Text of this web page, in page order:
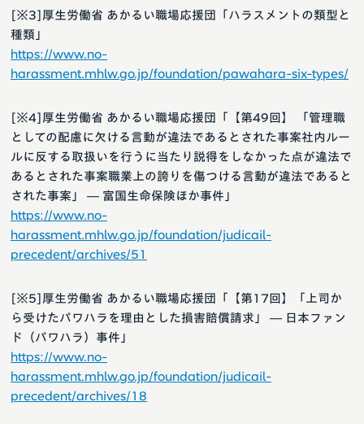
[※3]厚生労働省 あかるい職場応援団「ハラスメントの類型と
種類」
https://www.no-
harassment.mhlw.go.jp/foundation/pawahara-six-types/
[※4]厚生労働省 あかるい職場応援団「【第49回】 「管理職
としての配慮に欠ける言動が違法であるとされた事案社内ルー
ルに反する取扱いを行うに当たり説得をしなかった点が違法で
あるとされた事案職業上の誇りを傷つける言動が違法であると
された事案」 ― 富国生命保険ほか事件」
https://www.no-
harassment.mhlw.go.jp/foundation/judicail-
precedent/archives/51
[※5]厚生労働省 あかるい職場応援団「【第17回】「上司か
ら受けたパワハラを理由とした損害賠償請求」 ― 日本ファン
ド（パワハラ）事件」
https://www.no-
harassment.mhlw.go.jp/foundation/judicail-
precedent/archives/18